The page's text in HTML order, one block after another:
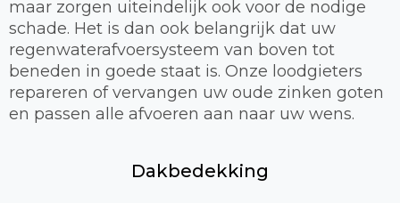
maar zorgen uiteindelijk ook voor de nodige
schade. Het is dan ook belangrijk dat uw
regenwaterafvoersysteem van boven tot
beneden in goede staat is. Onze loodgieters
repareren of vervangen uw oude zinken goten
en passen alle afvoeren aan naar uw wens.
Dakbedekking